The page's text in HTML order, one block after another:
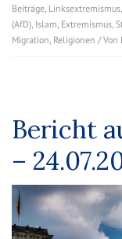
Beiträge, Linksextremismus,
(AfD), Islam, Extremismus,
Migration, Religionen / Von
Bericht
–